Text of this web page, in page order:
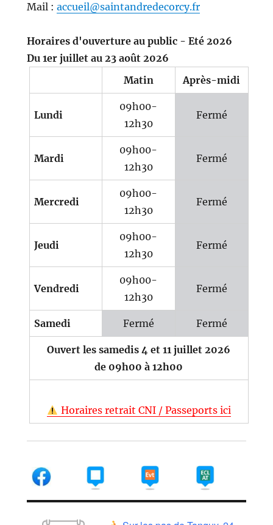
Mail : accueil@saintandredecorcy.fr
Horaires d'ouverture au public - Eté 2026
Du 1er juillet au 23 août 2026
Matin
Après-midi
Lundi
09h00-
12h30
Fermé
Mardi
09h00-
12h30
Fermé
Mercredi
09h00-
12h30
Fermé
Jeudi
09h00-
12h30
Fermé
Vendredi
09h00-
12h30
Fermé
Samedi Fermé Fermé
Ouvert les samedis 4 et 11 juillet 2026
de 09h00 à 12h00
Horaires retrait CNI / Passeports ici